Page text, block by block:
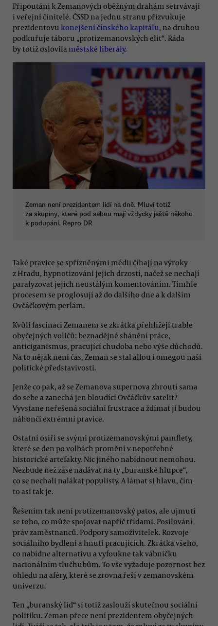
Připoutáni k Zemanových oběžným drahám setrvávají
i veřejní činitelé. ČSSD na jednu stranu přizvukuje
prezidentovu konejšení čínského kapitálu, na druhou
podkuřuje táboru „protizemanovských elit“. Ráda
by totiž oslovila městské liberály.
Zeman není prezidentem lidí na dně. Mluví totiž
za skupiny, které pod sebou mají vždycky ještě někoho
k podupání. Repro DR
Také pravice se spřízněnými médii číhají na výroky
z Hradu, hypnotizováni jejich drzostí, načež se nechají
paralyzovat jejich neustálým komentováním. Tímhle
procesem se proglosují až do dalšího dne a k dalším
Ovčáčkovým perlám.
Kvůli fascinaci Zemanem se zkrátka přehlížejí trable
obyčejných voličů: beznadějné shánění práce,
anticiganismus, pracující chudoba nebo výše důchodů.
Na to nějak není čas, Zeman se stal alfou i omegou naší
politické představivosti.
Jenže co pak, až se Zemanova supernova zhroutí sama
do sebe a zanechá jen bloudící Ovčáčkův satelit?
Vyvstane neřešená sociální frustrace a ždímat ji budou
náhončí extrémní pravice.
Ostatní osiří se svými protizemanovskými pamflety,
které se den po volbách promění v nepotřebné
historické artefakty. Nic jiného nabídnout nemohou.
Nezbude než zase nadávat na ty „buranské hlupce“,
co se nechali nalákat populisty. A lámat si hlavu, čím
to asi tak je.
Řešením tak není protizemanovský patos, ale ujmutí
se toho, co může spojovat napříč třídami. Posilování
práv zaměstnanců. Podpory samoživitelek. Rozvoje
sociálního bydlení a hnutí pracujících. Zkrátka všeho,
co nabídne alternativu a vyfoukne tak vábničku
nacionálním tlučhubům. To vše vyžaduje pozornost bez
ohledu na aféry, které se zrovna řeší v zemanovském
univerzu.
Ten „buranský lid“ si totiž zaslouží skutečnou sociální
politiku. Zeman přece není prezidentem obyčejných